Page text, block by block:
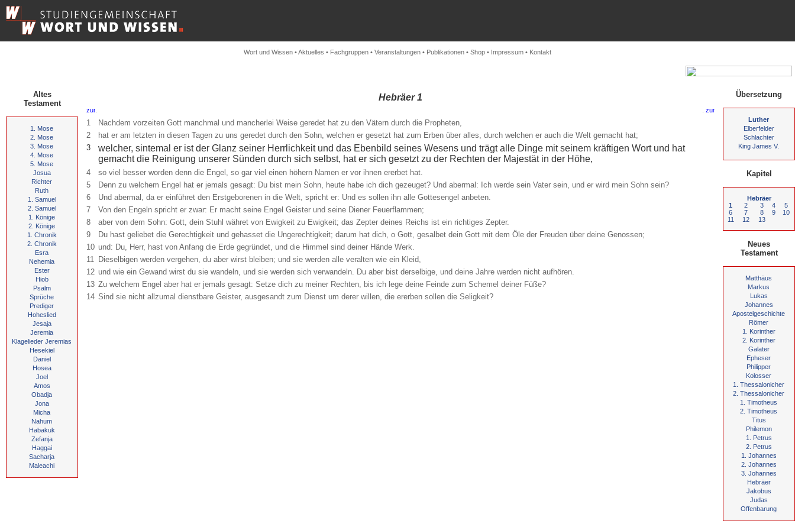
Wort und Wissen •Aktuelles • Fachgruppen • Veranstaltungen • Publikationen • Shop • Impressum • Kontakt
Altes
Testament
1. Mose
2. Mose
3. Mose
4. Mose
5. Mose
Josua
Richter
Ruth
1. Samuel
2. Samuel
1. Könige
2. Könige
1. Chronik
2. Chronik
Esra
Nehemia
Ester
Hiob
Psalm
Sprüche
Prediger
Hoheslied
Jesaja
Jeremia
Klagelieder Jeremias
Hesekiel
Daniel
Hosea
Joel
Amos
Obadja
Jona
Micha
Nahum
Habakuk
Zefanja
Haggai
Sacharja
Maleachi
Hebräer 1
1
Nachdem vorzeiten Gott manchmal und mancherlei Weise geredet hat zu den Vätern durch die Propheten,
2
hat er am letzten in diesen Tagen zu uns geredet durch den Sohn, welchen er gesetzt hat zum Erben über alles, durch welchen er auch die Welt gemacht hat;
3
welcher, sintemal er ist der Glanz seiner Herrlichkeit und das Ebenbild seines Wesens und trägt alle Dinge mit seinem kräftigen Wort und hat
gemacht die Reinigung unserer Sünden durch sich selbst, hat er sich gesetzt zu der Rechten der Majestät in der Höhe,
4
so viel besser worden denn die Engel, so gar viel einen höhern Namen er vor ihnen ererbet hat.
5
Denn zu welchem Engel hat er jemals gesagt: Du bist mein Sohn, heute habe ich dich gezeuget? Und abermal: Ich werde sein Vater sein, und er wird mein Sohn sein?
6
Und abermal, da er einführet den Erstgeborenen in die Welt, spricht er: Und es sollen ihn alle Gottesengel anbeten.
7
Von den Engeln spricht er zwar: Er macht seine Engel Geister und seine Diener Feuerflammen;
8
aber von dem Sohn: Gott, dein Stuhl währet von Ewigkeit zu Ewigkeit; das Zepter deines Reichs ist ein richtiges Zepter.
9
Du hast geliebet die Gerechtigkeit und gehasset die Ungerechtigkeit; darum hat dich, o Gott, gesalbet dein Gott mit dem Öle der Freuden über deine Genossen;
10 und: Du, Herr, hast von Anfang die Erde gegründet, und die Himmel sind deiner Hände Werk.
11 Dieselbigen werden vergehen, du aber wirst bleiben; und sie werden alle veralten wie ein Kleid,
12 und wie ein Gewand wirst du sie wandeln, und sie werden sich verwandeln. Du aber bist derselbige, und deine Jahre werden nicht aufhören.
13 Zu welchem Engel aber hat er jemals gesagt: Setze dich zu meiner Rechten, bis ich lege deine Feinde zum Schemel deiner Füße?
14 Sind sie nicht allzumal dienstbare Geister, ausgesandt zum Dienst um derer willen, die ererben sollen die Seligkeit?
Übersetzung
Luther
Elberfelder
Schlachter
King James V.
Kapitel
Hebräer
1
2 3 4
5
6
7 8 9
10
11
12 13
Neues
Testament
Matthäus
Markus
Lukas
Johannes
Apostelgeschichte
Römer
1. Korinther
2. Korinther
Galater
Epheser
Philipper
Kolosser
1. Thessalonicher
2. Thessalonicher
1. Timotheus
2. Timotheus
Titus
Philemon
1. Petrus
2. Petrus
1. Johannes
2. Johannes
3. Johannes
Hebräer
Jakobus
Judas
Offenbarung